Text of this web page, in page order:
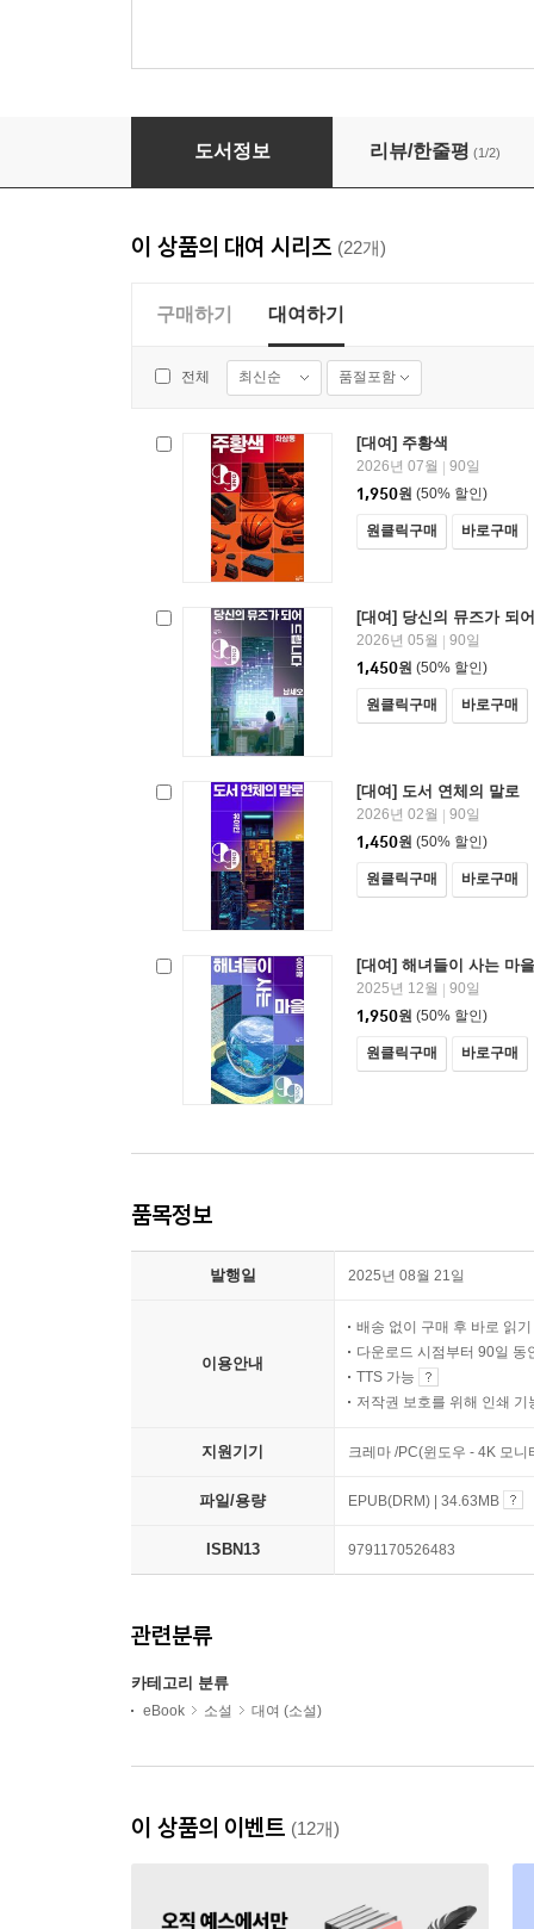
[대여] 골목 저편
도서정보 리뷰/한줄평 (1/2)
이 상품의 대여 시리즈 (22개)
구매하기 대여하기
전체 최신순 품절포함
[대여] 주황색
2026년 07월
90일
1,950원 (50% 할인)
원클릭구매 바로구매
[대여] 당신의 뮤즈가 되
2026년 05월
90일
1,450원 (50% 할인)
원클릭구매 바로구매
[대여] 도서 연체의 말로
2026년 02월
90일
1,450원 (50% 할인)
원클릭구매 바로구매
[대여] 해녀들이 사는 마을
2025년 12월
90일
1,950원 (50% 할인)
원클릭구매 바로구매
품목정보
발행일 2025년 08월 21일
이용안내
배송 없이 구매 후 바로 읽기
다운로드 시점부터 90일 동
TTS 가능
저작권 보호를 위해 인쇄 기
지원기기 크레마 /PC(윈도우 - 4K 모
파일/용량 EPUB(DRM) | 34.63MB
ISBN13 9791170526483
관련분류
카테고리 분류
eBook 소설 대여 (소설)
이 상품의 이벤트 (12개)